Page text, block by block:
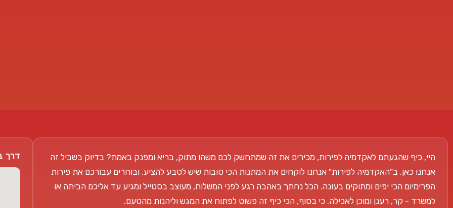
היי, כיף שהגעתם לאקדמיה לפירות, מכירים את זה שמתחשק לכם משהו מתוק, בריא ומפנק באמת? בדיוק בשביל זה
אנחנו כאן. ב"האקדמיה לפירות" אנחנו לוקחים את המתנות הכי טובות שיש לטבע להציע, ובוחרים עבורכם את פירות
הפרימיום הכי יפים ומתוקים בעונה. הכל נחתך באהבה רגע לפני המשלוח, מעוצב בסטייל ומגיע עד אליכם הביתה או
למשרד - קר, רענן ומוכן לאכילה. כי בסוף, הכי כיף זה פשוט לפתוח את המגש וליהנות מהטעם.
דרך בן צבי